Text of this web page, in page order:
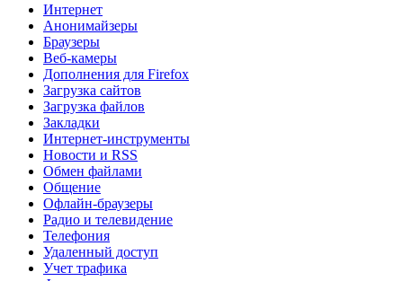
Интернет
Анонимайзеры
Браузеры
Веб-камеры
Дополнения для Firefox
Загрузка сайтов
Загрузка файлов
Закладки
Интернет-инструменты
Новости и RSS
Обмен файлами
Общение
Офлайн-браузеры
Радио и телевидение
Телефония
Удаленный доступ
Учет трафика